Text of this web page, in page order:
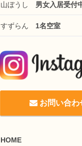
山ぼうし 男女入居受付
すずらん 1名空室
お問い合わ
HOME